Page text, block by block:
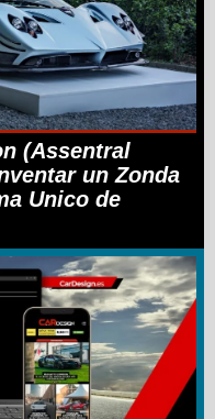
(Assentral
un Zonda
Unico de